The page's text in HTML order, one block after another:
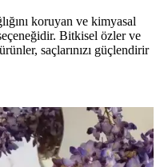
koruyan ve kimyasal
Bitkisel özler ve
saçlarınızı güçlendirir